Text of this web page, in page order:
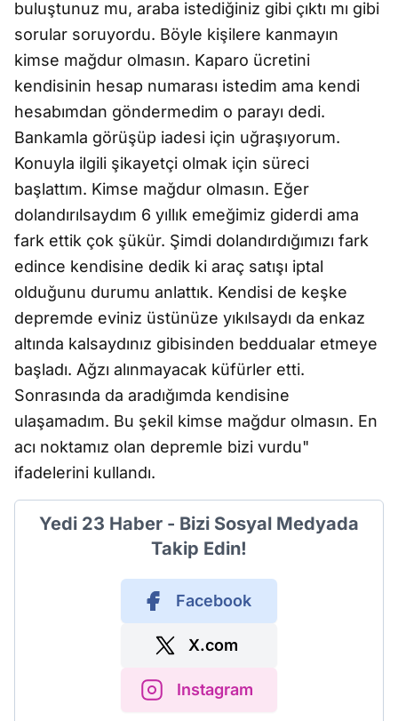
buluştunuz mu, araba istediğiniz gibi çıktı mı gibi
sorular soruyordu. Böyle kişilere kanmayın
kimse mağdur olmasın. Kaparo ücretini
kendisinin hesap numarası istedim ama kendi
hesabımdan göndermedim o parayı dedi.
Bankamla görüşüp iadesi için uğraşıyorum.
Konuyla ilgili şikayetçi olmak için süreci
başlattım. Kimse mağdur olmasın. Eğer
dolandırılsaydım 6 yıllık emeğimiz giderdi ama
fark ettik çok şükür. Şimdi dolandırdığımızı fark
edince kendisine dedik ki araç satışı iptal
olduğunu durumu anlattık. Kendisi de keşke
depremde eviniz üstünüze yıkılsaydı da enkaz
altında kalsaydınız gibisinden beddualar etmeye
başladı. Ağzı alınmayacak küfürler etti.
Sonrasında da aradığımda kendisine
ulaşamadım. Bu şekil kimse mağdur olmasın. En
acı noktamız olan depremle bizi vurdu"
ifadelerini kullandı.
Yedi 23 Haber - Bizi Sosyal Medyada
Takip Edin!
Facebook
X.com
Instagram